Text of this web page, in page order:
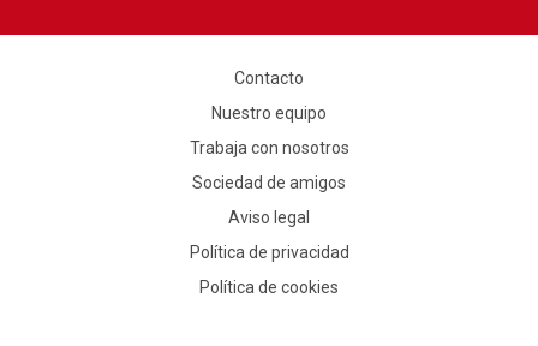
Contacto
Nuestro equipo
Trabaja con nosotros
Sociedad de amigos
Aviso legal
Política de privacidad
Política de cookies